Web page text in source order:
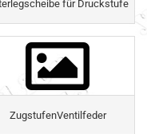
für Druckstufe
ZugstufenVentilfeder